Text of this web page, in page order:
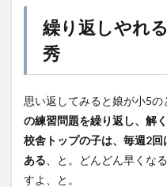
繰り返しやれ
秀
思い返してみると娘が小5
の練習問題を繰り返し、解
校舎トップの子は、毎週2
ある 、と。どんどん早くな
すよ、と。